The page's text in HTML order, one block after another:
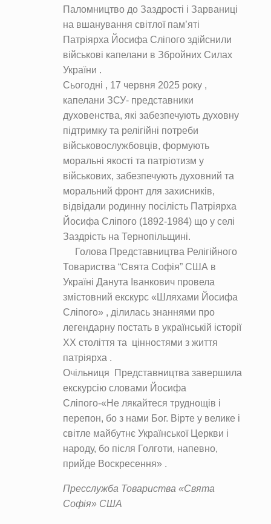
Паломництво до Заздрості і Зарваниці
на вшанування світлої пам’яті
Патріярха Йосифа Сліпого здійснили
військові капелани в Збройних Силах
України .
Сьогодні , 17 червня 2025 року ,
капелани ЗСУ- представники
духовенства, які забезпечують духовну
підтримку та релігійні потреби
військовослужбовців, формують
моральні якості та патріотизм у
військових, забезпечують духовний та
моральний фронт для захисників,
відвідали родинну посілість Патріярха
Йосифа Сліпого (1892-1984) що у селі
Заздрість на Тернопільщині.
Голова Представництва Релігійного
Товариства “Свята Софія” США в
Україні Данута Іванкович провела
змістовний екскурс «Шляхами Йосифа
Сліпого» , ділилась знаннями про
легендарну постать в українській історії
XX століття та цінностями з життя
патріярха .
Очільниця Представництва завершила
екскурсію словами Йосифа
Сліпого-«Не лякайтеся труднощів і
перепон, бо з нами Бог. Вірте у велике і
світле майбутнє Української Церкви і
народу, бо після Голготи, напевно,
прийде Воскресення» .
Пресслужба Товариства «Свята
Софія» США